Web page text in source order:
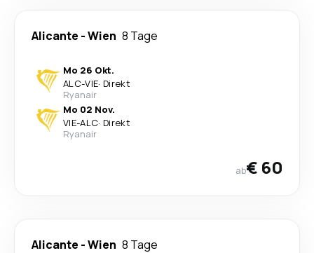
Alicante -Wien 8 Tage
Mo 26 Okt.
ALC-VIE· Direkt
Ryanair
Mo 02 Nov.
VIE-ALC· Direkt
Ryanair
ab€ 60
Alicante -Wien 8 Tage